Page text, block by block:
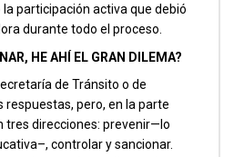
participación activa que debió
durante todo el proceso.
HE AHÍ EL GRAN DILEMA?
de Tránsito o de
respuestas, pero, en la parte
tres direcciones: prevenir—lo
controlar y sancionar.